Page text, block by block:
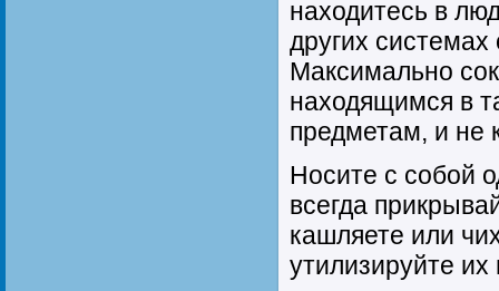
находитесь в
других
Максимально
находящимся в
предметам, и не
Носите с собой
всегда
кашляете или
утилизируйте